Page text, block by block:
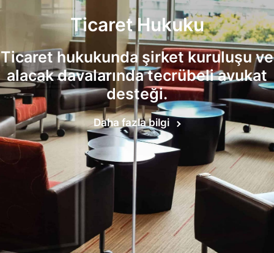
Ticaret Hukuku
Ticaret hukukunda şirket kuruluşu ve
alacak davalarında tecrübeli avukat
desteği.
Daha fazla bilgi